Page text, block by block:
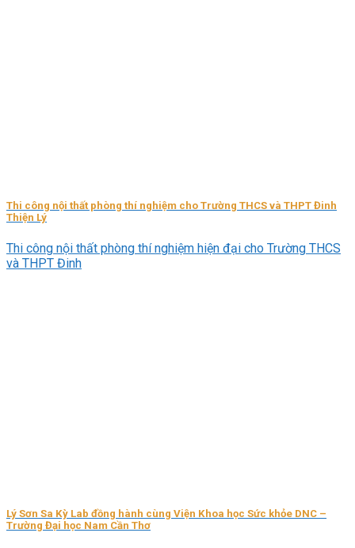
Thi công nội thất phòng thí nghiệm cho Trường THCS và THPT Đinh
Thiện Lý
Thi công nội thất phòng thí nghiệm hiện đại cho Trường THCS
và THPT Đinh
Lý Sơn Sa Kỳ Lab đồng hành cùng Viện Khoa học Sức khỏe DNC –
Trường Đại học Nam Cần Thơ